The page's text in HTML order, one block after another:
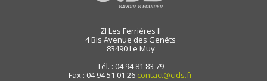
ZI Les Ferrières II
4 Bis Avenue des Genêts
83490Le Muy
Tél. : 04 94 81 83 79
Fax : 04 94 51 01 26 contact@cids.fr